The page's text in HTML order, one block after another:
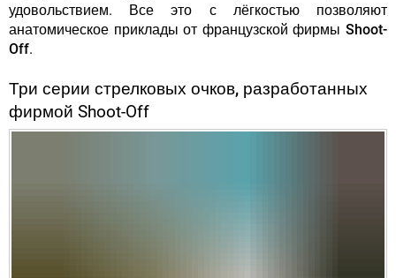
удовольствием. Все это с лёгкостью позволяют
анатомическое приклады от французской фирмы Shoot-
Off.
Три серии стрелковых очков, разработанных
фирмой Shoot-Off